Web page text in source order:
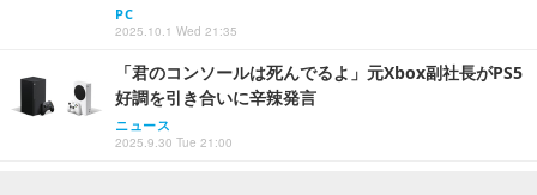
PC
2025.10.1 Wed 21:35
「君のコンソールは死んでるよ」元Xbox副社長がPS5
好調を引き合いに辛辣発言
ニュース
2025.9.30 Tue 21:00